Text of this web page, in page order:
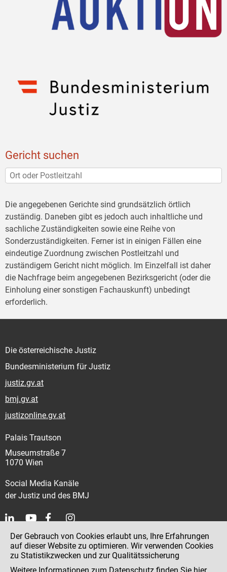
Gericht suchen
Die angegebenen Gerichte sind grundsätzlich örtlich
zuständig. Daneben gibt es jedoch auch inhaltliche und
sachliche Zuständigkeiten sowie eine Reihe von
Sonderzuständigkeiten. Ferner ist in einigen Fällen eine
eindeutige Zuordnung zwischen Postleitzahl und
zuständigem Gericht nicht möglich. Im Einzelfall ist daher
die Nachfrage beim angegebenen Bezirksgericht (oder die
Einholung einer sonstigen Fachauskunft) unbedingt
erforderlich.
Die österreichische Justiz
Bundesministerium für Justiz
justiz.gv.at
bmj.gv.at
justizonline.gv.at
Palais Trautson
Museumstraße 7
1070 Wien
Social Media Kanäle
der Justiz und des BMJ
Kontakt
Impressum
Der Gebrauch von Cookies erlaubt uns, Ihre Erfahrungen
auf dieser Website zu optimieren. Wir verwenden Cookies
zu Statistikzwecken und zur Qualitätssicherung